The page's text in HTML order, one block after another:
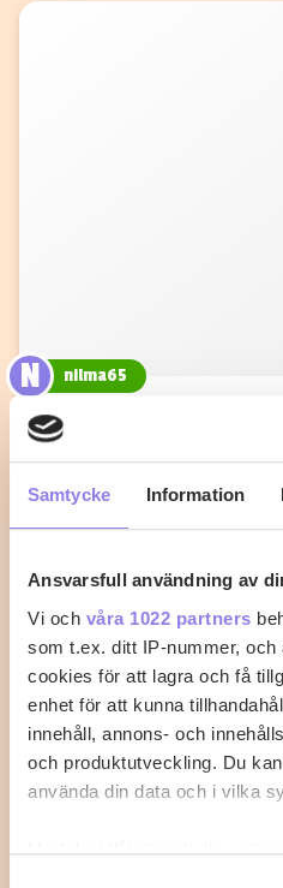
Samtycke Information
Ansvarsfull användning av
Vi och våra 1022 partners
som t.ex. ditt IP-nummer,
cookies för att lagra och få
enhet för att kunna
innehåll, annons- och
och produktutveckling. Du
använda din data och i vilka
Med din tillåtelse skulle vi
N nilma65
Fiskgratäng med
tomatsås